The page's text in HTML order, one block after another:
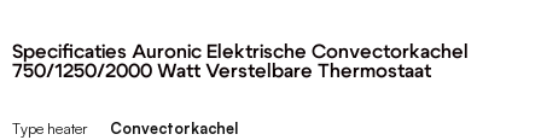
Specificaties Auronic Elektrische Convectorkachel
750/1250/2000 Watt Verstelbare Thermostaat
Type heater Convectorkachel